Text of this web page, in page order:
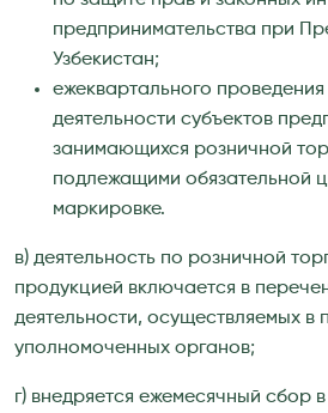
предпринимательства при
Узбекистан;
ежеквартального
деятельности субъектов
занимающихся розничной
подлежащими обязательной
маркировке.
в) деятельность по розничной
продукцией включается в
деятельности, осуществляемых в
уполномоченных органов;
г) внедряется ежемесячный сбор